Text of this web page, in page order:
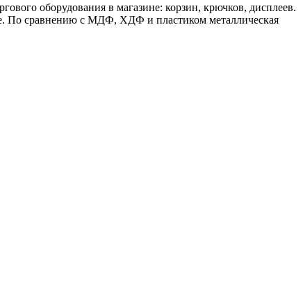
оборудования в магазине: корзин, крючков, дисплеев.
По сравнению с МДФ, ХДФ и пластиком металлическая